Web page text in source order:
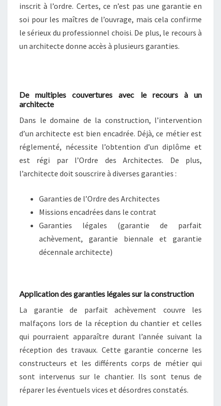
inscrit à l’ordre. Certes, ce n’est pas une garantie en
soi pour les maîtres de l’ouvrage, mais cela confirme
le sérieux du professionnel choisi. De plus, le recours à
un architecte donne accès à plusieurs garanties.
De multiples couvertures avec le recours à un
architecte
Dans le domaine de la construction, l’intervention
d’un architecte est bien encadrée. Déjà, ce métier est
réglementé, nécessite l’obtention d’un diplôme et
est régi par l’Ordre des Architectes. De plus,
l’architecte doit souscrire à diverses garanties :
Garanties de l’Ordre des Architectes
Missions encadrées dans le contrat
Garanties légales (garantie de parfait
achèvement, garantie biennale et garantie
décennale architecte)
Application des garanties légales sur la construction
La garantie de parfait achèvement couvre les
malfaçons lors de la réception du chantier et celles
qui pourraient apparaître durant l’année suivant la
réception des travaux. Cette garantie concerne les
constructeurs et les différents corps de métier qui
sont intervenus sur le chantier. Ils sont tenus de
réparer les éventuels vices et désordres constatés.